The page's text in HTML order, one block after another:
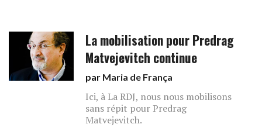
La mobilisation pour Predrag
Matvejevitch continue
par Maria de França
Ici, à La RDJ, nous nous mobilisons
sans répit pour Predrag
Matvejevitch.